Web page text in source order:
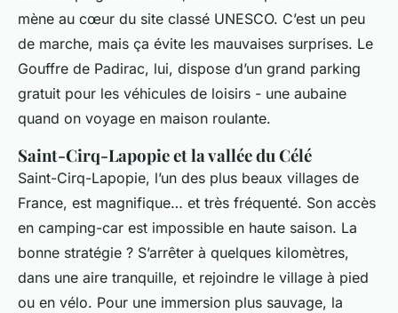
mène au cœur du site classé UNESCO. C’est un peu
de marche, mais ça évite les mauvaises surprises. Le
Gouffre de Padirac, lui, dispose d’un grand parking
gratuit pour les véhicules de loisirs - une aubaine
quand on voyage en maison roulante.
Saint-Cirq-Lapopie et la vallée du Célé
Saint-Cirq-Lapopie, l’un des plus beaux villages de
France, est magnifique… et très fréquenté. Son accès
en camping-car est impossible en haute saison. La
bonne stratégie ? S’arrêter à quelques kilomètres,
dans une aire tranquille, et rejoindre le village à pied
ou en vélo. Pour une immersion plus sauvage, la